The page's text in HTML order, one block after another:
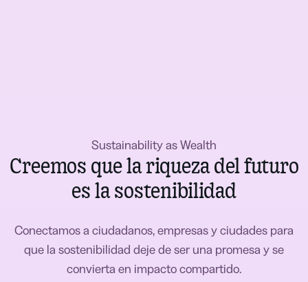
Sustainability as Wealth
Creemos que la riqueza del futuro
es la sostenibilidad
Conectamos a ciudadanos, empresas y ciudades para
que la sostenibilidad deje de ser una promesa y se
convierta en impacto compartido.